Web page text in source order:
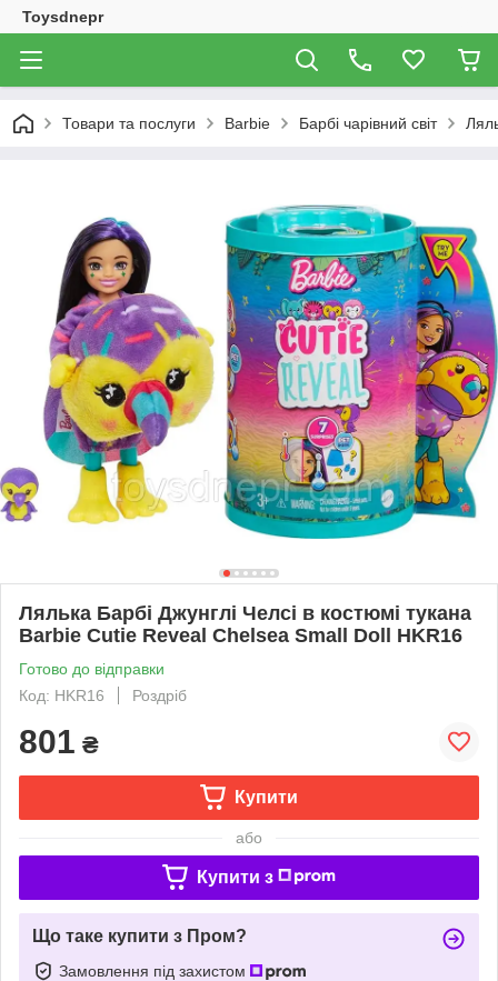
Toysdnepr
Товари та послуги Barbie Барбі чарівний світ
Лялька Барбі Джунглі Челсі в костюмі тукана
Barbie Cutie Reveal Chelsea Small Doll HKR16
Готово до відправки
Код: HKR16
Роздріб
801 ₴
Купити
або
Купити з
Що таке купити з Пром?
Замовлення під захистом